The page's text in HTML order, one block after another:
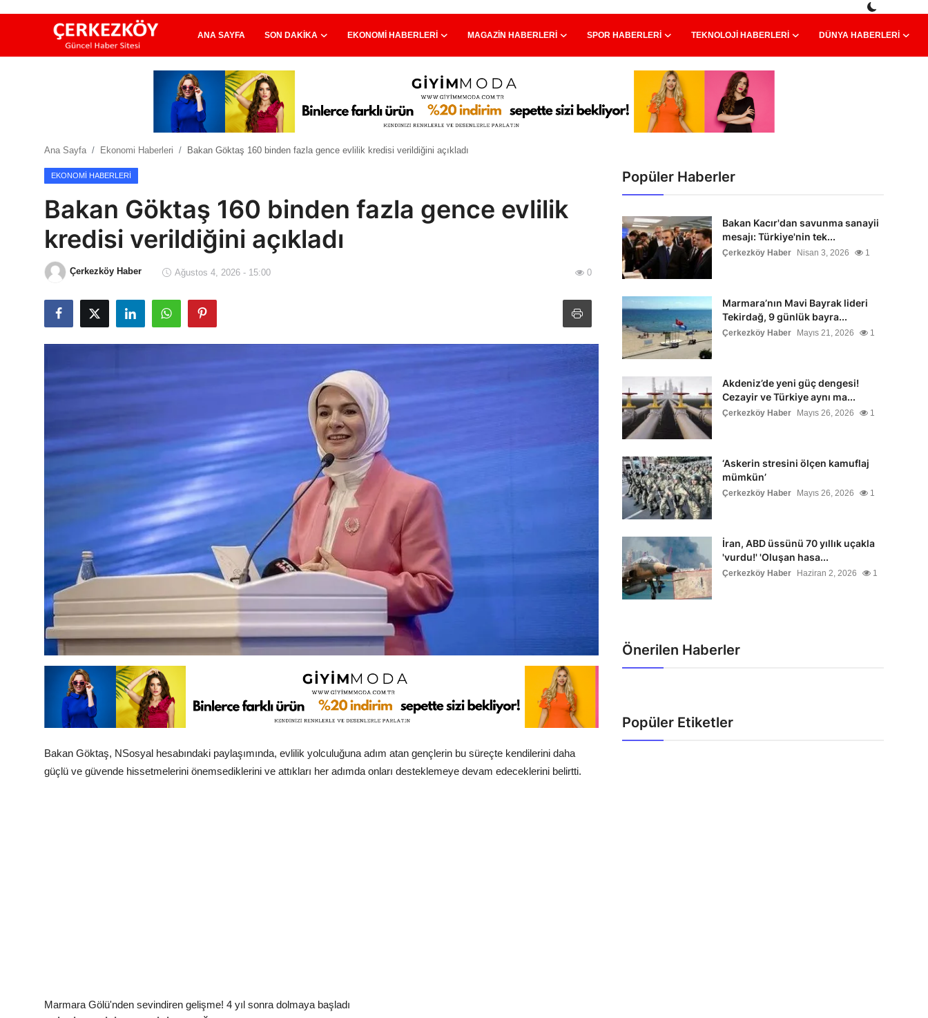
ANA SAYFA SON DAKIKA EKONOMI HABERLERI MAGAZIN HABERLERI SPOR HABERLERI TEKNOLOJI HABERLERI DÜNYA HABERLERI
Ekonomi Haberleri
Teknoloji Haberleri
Çerkezköy
Ana Sayfa Ekonomi Haberleri Bakan Göktaş 160 binden fazla gence evlilik kredisi verildiğini açıkladı
EKONOMI HABERLERI
Bakan Göktaş 160 binden fazla gence evlilik
kredisi verildiğini açıkladı
Çerkezköy Haber Ağustos 4, 2026 - 15:00 0
Bakan Göktaş, NSosyal hesabındaki paylaşımında, evlilik yolculuğuna adım atan gençlerin bu süreçte kendilerini daha
güçlü ve güvende hissetmelerini önemsediklerini ve attıkları her adımda onları desteklemeye devam edeceklerini belirtti.
Marmara Gölü'nden sevindiren gelişme! 4 yıl sonra dolmaya başladı
Popüler Haberler
Bakan Kacır'dan savunma sanayii
mesajı: Türkiye'nin tek...
Çerkezköy Haber Nisan 3, 2026 1
Marmara’nın Mavi Bayrak lideri
Tekirdağ, 9 günlük bayra...
Çerkezköy Haber Mayıs 21, 2026 1
Akdeniz’de yeni güç dengesi!
Cezayir ve Türkiye aynı ma...
Çerkezköy Haber Mayıs 26, 2026 1
‘Askerin stresini ölçen kamuflaj
mümkün’
Çerkezköy Haber Mayıs 26, 2026 1
İran, ABD üssünü 70 yıllık uçakla
'vurdu!' 'Oluşan hasa...
Çerkezköy Haber Haziran 2, 2026 1
Önerilen Haberler
Popüler Etiketler